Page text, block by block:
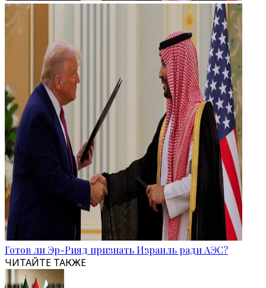
Готов ли Эр-Рияд признать Израиль ради АЭС?
ЧИТАЙТЕ ТАКЖЕ